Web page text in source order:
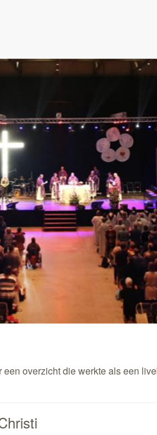
overzicht die werkte als een